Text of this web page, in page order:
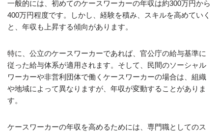
一般的には、初めてのケースワーカーの年収は約300万円から
400万円程度です。しかし、経験を積み、スキルを高めていく
と、年収も上昇する傾向があります。
特に、公立のケースワーカーであれば、官公庁の給与基準に
従った給与体系が適用されます。そして、民間のソーシャル
ワーカーや非営利団体で働くケースワーカーの場合は、組織
や地域によって異なりますが、年収が変動することがありま
す。
ケースワーカーの年収を高めるためには、専門職としてのス